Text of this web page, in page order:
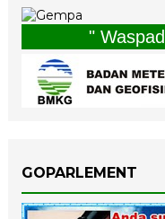
"
GOPARLEMENT